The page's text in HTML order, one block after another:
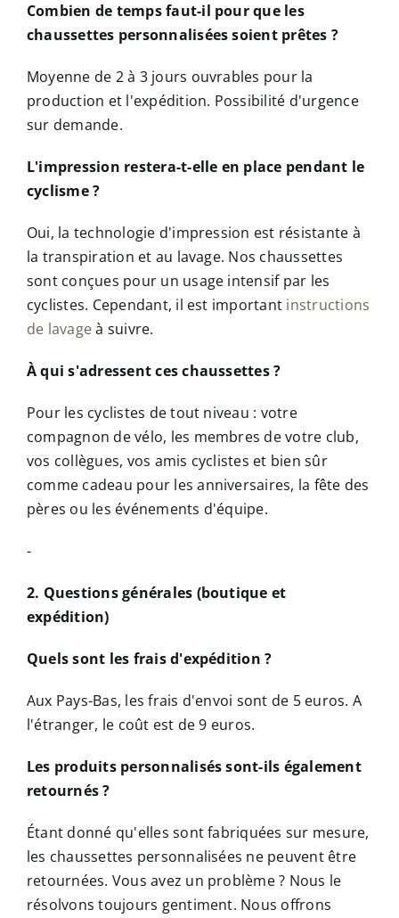
Combien de temps faut-il pour que les
chaussettes personnalisées soient prêtes ?
Moyenne de 2 à 3 jours ouvrables pour la
production et l'expédition. Possibilité d'urgence
sur demande.
L'impression restera-t-elle en place pendant le
cyclisme ?
Oui, la technologie d'impression est résistante à
la transpiration et au lavage. Nos chaussettes
sont conçues pour un usage intensif par les
cyclistes. Cependant, il est important instructions
de lavageà suivre.
À qui s'adressent ces chaussettes ?
Pour les cyclistes de tout niveau : votre
compagnon de vélo, les membres de votre club,
vos collègues, vos amis cyclistes et bien sûr
comme cadeau pour les anniversaires, la fête des
pères ou les événements d'équipe.
-
2. Questions générales (boutique et
expédition)
Quels sont les frais d'expédition ?
Aux Pays-Bas, les frais d'envoi sont de 5 euros. A
l'étranger, le coût est de 9 euros.
Les produits personnalisés sont-ils également
retournés ?
Étant donné qu'elles sont fabriquées sur mesure,
les chaussettes personnalisées ne peuvent être
retournées. Vous avez un problème ? Nous le
résolvons toujours gentiment. Nous offrons